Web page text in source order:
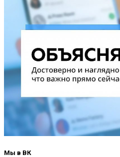
Мы в ВК